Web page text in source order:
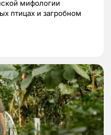
мифологии
птицах и загробном